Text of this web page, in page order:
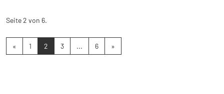
Seite 2 von 6.
« 1 2 3 ... 6 »